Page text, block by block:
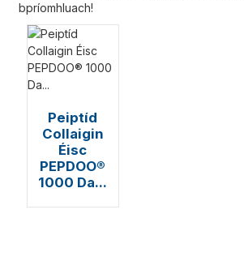
bpríomhluach!
Peiptíd
Collaigin
Éisc
PEPDOO®
1000 Da...